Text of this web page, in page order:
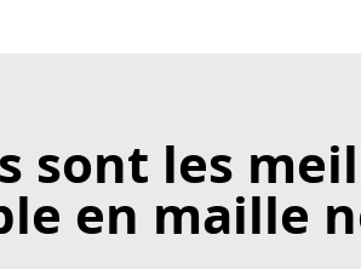
sont les
en maille